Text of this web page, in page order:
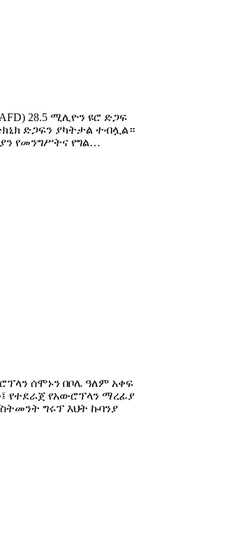
28.5 ሚሊዮን ዩሮ ድጋፍ
ድጋፍን ያካትታል ተብሏል።
የመንግሥትና የግል…
ሰሞኑን በቦሌ ዓለም አቀፍ
የተደራጀ የአውሮፕላን ማረፊያ
ግሩፕ እህት ኩባንያ